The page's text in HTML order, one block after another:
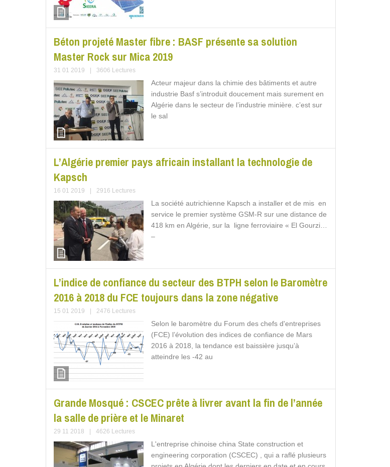
Béton projeté Master fibre : BASF présente sa solution
Master Rock sur Mica 2019
31 01 2019 3606 Lectures
Acteur majeur dans la chimie des bâtiments et autre
industrie Basf s’introduit doucement mais surement en
Algérie dans le secteur de l’industrie minière. c’est sur
le sal
L’Algérie premier pays africain installant la technologie de
Kapsch
16 01 2019 2916 Lectures
La société autrichienne Kapsch a installer et de mis en
service le premier système GSM-R sur une distance de
418 km en Algérie, sur la ligne ferroviaire « El Gourzi…
–
L’indice de confiance du secteur des BTPH selon le Baromètre
2016 à 2018 du FCE toujours dans la zone négative
15 01 2019 2476 Lectures
Selon le baromètre du Forum des chefs d'entreprises
(FCE) l’évolution des indices de confiance de Mars
2016 à 2018, la tendance est baissière jusqu’à
atteindre les -42 au
Grande Mosqué : CSCEC prête à livrer avant la fin de l’année
la salle de prière et le Minaret
29 11 2018 4626 Lectures
L'entreprise chinoise china State construction et
engineering corporation (CSCEC) , qui a raflé plusieurs